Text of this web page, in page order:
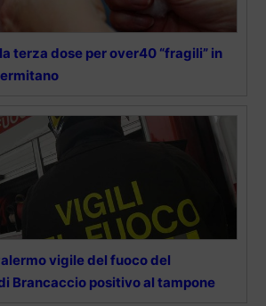
terza dose per over40 “fragili” in
vigile del fuoco del
Brancaccio positivo al tampone